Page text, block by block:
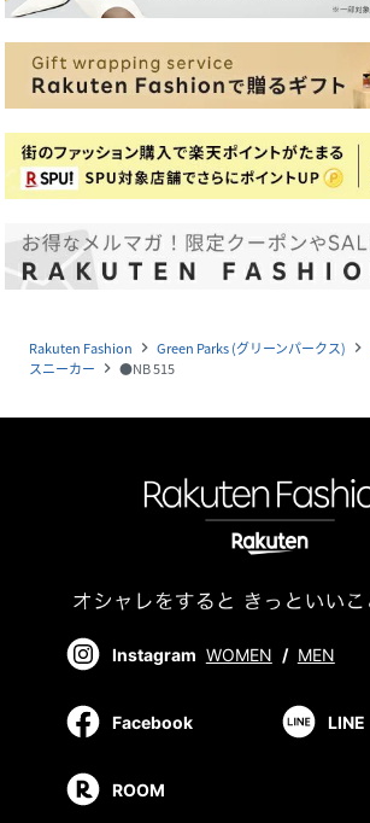
Rakuten Fashion navigate_next Green Parks (グリーンパークス) navigate_next
スニーカー navigate_next ●NB 515
Instagram WOMEN / MEN
Facebook LINE
ROOM